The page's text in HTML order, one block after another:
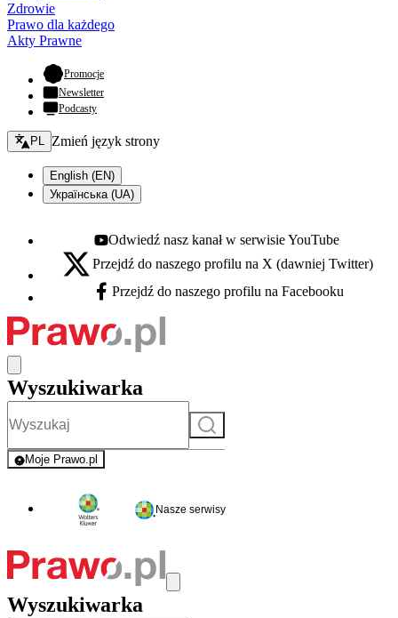
Zdrowie
Prawo dla każdego
Akty Prawne
Promocje- otwiera się w nowej karcie
Newsletter
Podcasty
Zmień język - bieżący:
PL Zmień język strony
English (EN)
Українська (UA)
Youtube - otwiera się w nowej karcie
Odwiedź nasz kanał w serwisie YouTube
X - otwiera się w nowej karcie
Przejdź do naszego profilu na X (dawniej Twitter)
Facebook - otwiera się w nowej karcie
Przejdź do naszego profilu na Facebooku
Wyszukiwarka
Szukaj
Moje Prawo.pl
- rejestracja i logowanie do serwisu
Nasze serwisy
Wyszukiwarka